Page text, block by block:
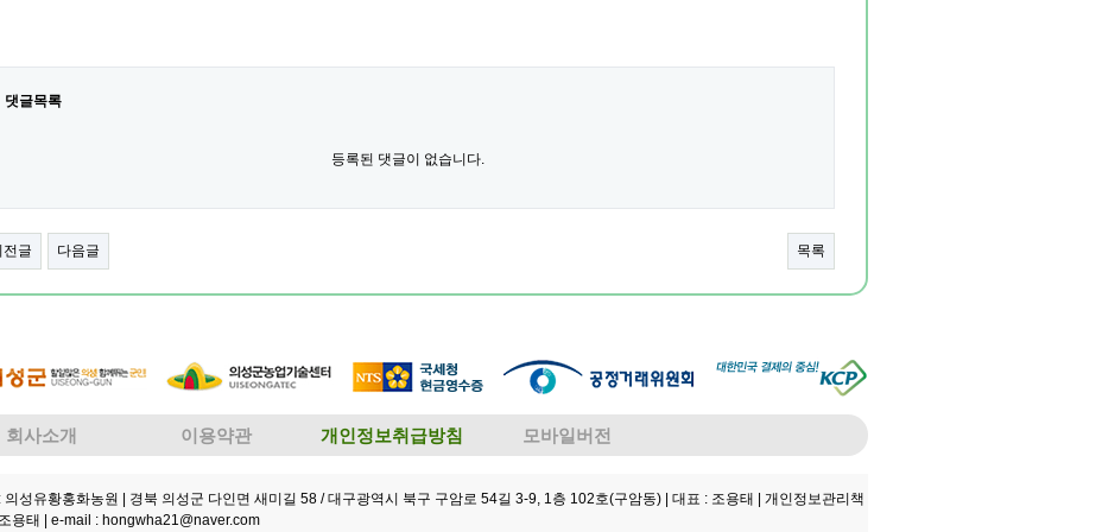
댓글목록
등록된 댓글이 없습니다.
전글 다음글 목록
회사소개 이용약관 개인정보취급방침 모바일버전
의성유황홍화농원 | 경북 의성군 다인면 새미길 58 / 대구광역시 북구 구암로 54길 3-9, 1층 102호(구암동) | 대표 : 조용태 | 개인정보관리책
용태 | e-mail : hongwha21@naver.com